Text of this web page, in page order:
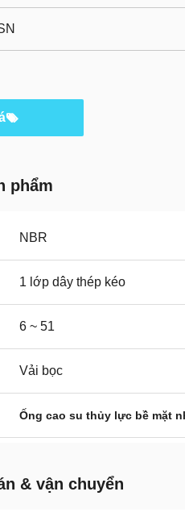
phẩm
NBR
1 lớp dây thép kéo
6 ~ 51
Vải bọc
Ống cao su thủy lực bề mặt
& vận chuyển